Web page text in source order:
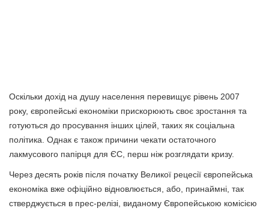
Оскільки дохід на душу населення перевищує рівень 2007
року, європейські економіки прискорюють своє зростання та
готуються до просування інших цілей, таких як соціальна
політика. Однак є також причини чекати остаточного
лакмусового папірця для ЄС, перш ніж розглядати кризу.
Через десять років після початку Великої рецесії європейська
економіка вже офіційно відновлюється, або, принаймні, так
стверджується в прес-релізі, виданому Європейською комісією